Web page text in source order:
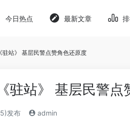
今日热点 最新文章
驻站》 基层民警点赞角色还原度
驻站》 基层民警点
发布 admin